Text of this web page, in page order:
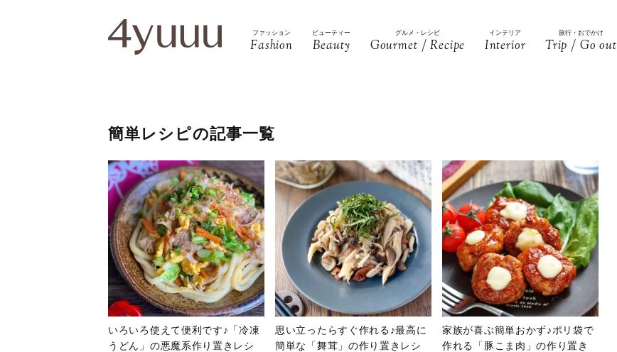
ファッション
Fashion
ビューティー
Beauty
グルメ・レシピ
Gourmet / Recipe
インテリア
Interior
旅行・おでかけ
Trip / Go out
簡単レシピの記事一覧
いろいろ使えて便利です♪「冷凍
うどん」の悪魔系作り置きレシ
思い立ったらすぐ作れる♪最高に
簡単な「舞茸」の作り置きレシ
家族が喜ぶ簡単おかず♪ポリ袋で
作れる「豚こま肉」の作り置き